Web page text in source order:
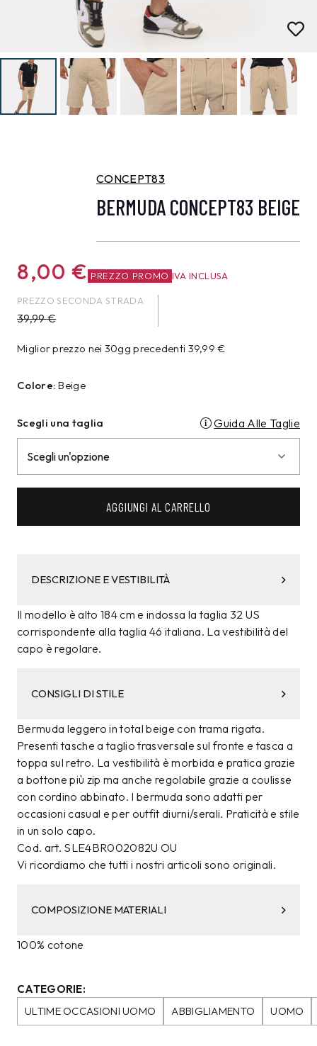
CONCEPT83
BERMUDA CONCEPT83 BEIGE
8,00 € PREZZO PROMO IVA INCLUSA
PREZZO SECONDA STRADA
39,99€
Miglior prezzo nei 30gg precedenti 39,99€
Colore: Beige
Scegli una taglia Guida Alle Taglie
AGGIUNGI AL CARRELLO
DESCRIZIONE E VESTIBILITÀ
Il modello è alto 184 cm e indossa la taglia 32 US
corrispondente alla taglia 46 italiana. La vestibilità del
capo è regolare.
CONSIGLI DI STILE
Bermuda leggero in total beige con trama rigata.
Presenti tasche a taglio trasversale sul fronte e tasca a
toppa sul retro. La vestibilità è morbida e pratica grazie
a bottone più zip ma anche regolabile grazie a coulisse
con cordino abbinato. I bermuda sono adatti per
occasioni casual e per outfit diurni/serali. Praticità e stile
in un solo capo.
Cod. art. SLE4BR002082U OU
Vi ricordiamo che tutti i nostri articoli sono originali.
COMPOSIZIONE MATERIALI
100% cotone
CATEGORIE:
ULTIME OCCASIONI UOMO
ABBIGLIAMENTO UOMO